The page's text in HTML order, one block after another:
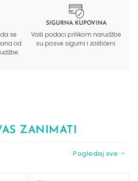
se
od
SIGURNA KUPOVINA
Vaši podaci prilikom narudžbe
su posve sigurni i zaštićeni.
ZANIMATI
Pogledaj sve